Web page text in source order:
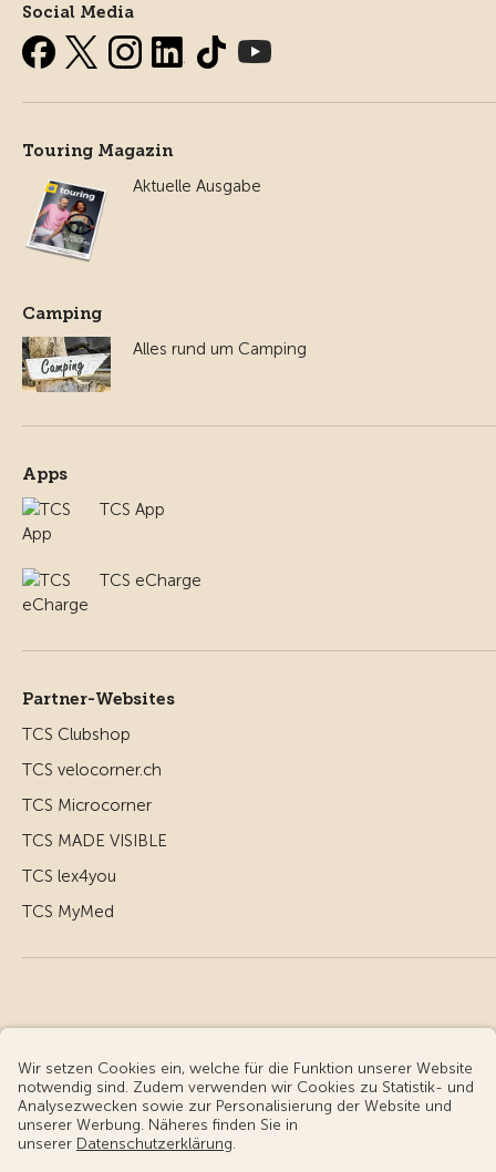
Social Media
Touring Magazin
Aktuelle Ausgabe
Camping
Alles rund um Camping
Apps
TCS App
TCS eCharge
Partner-Websites
TCS Clubshop
TCS velocorner.ch
TCS Microcorner
TCS MADE VISIBLE
TCS lex4you
TCS MyMed
© Touring Club Schweiz